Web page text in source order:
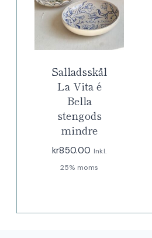
Salladsskål
La Vita é
Bella
stengods
mindre
kr850.00 Inkl.
25% moms